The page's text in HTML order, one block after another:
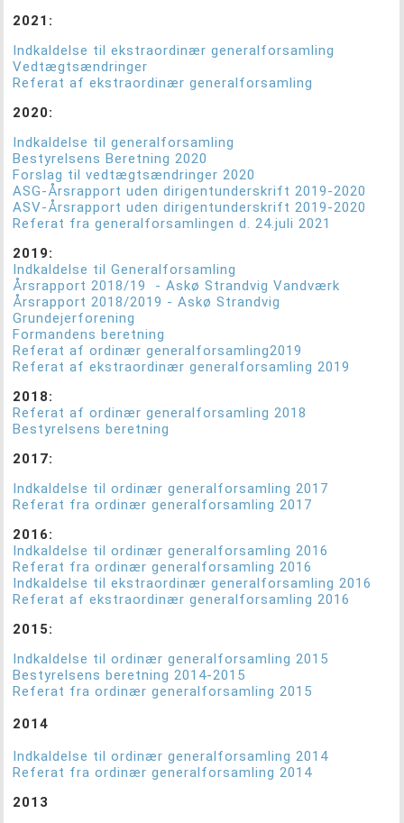
2021:
Indkaldelse til ekstraordinær generalforsamling
Vedtægtsændringer
Referat af ekstraordinær generalforsamling
2020:
Indkaldelse til generalforsamling
Bestyrelsens Beretning 2020
Forslag til vedtægtsændringer 2020
ASG-Årsrapport uden dirigentunderskrift 2019-2020
ASV-Årsrapport uden dirigentunderskrift 2019-2020
Referat fra generalforsamlingen d. 24.juli 2021
2019:
Indkaldelse til Generalforsamling
Årsrapport 2018/19 - Askø Strandvig Vandværk
Årsrapport 2018/2019 - Askø Strandvig
Grundejerforening
Formandens beretning
Referat af ordinær generalforsamling2019
Referat af ekstraordinær generalforsamling 2019
2018:
Referat af ordinær generalforsamling 2018
Bestyrelsens beretning
2017:
Indkaldelse til ordinær generalforsamling 2017
Referat fra ordinær generalforsamling 2017
2016:
Indkaldelse til ordinær generalforsamling 2016
Referat fra ordinær generalforsamling 2016
Indkaldelse til ekstraordinær generalforsamling 2016
Referat af ekstraordinær generalforsamling 2016
2015:
Indkaldelse til ordinær generalforsamling 2015
Bestyrelsens beretning 2014-2015
Referat fra ordinær generalforsamling 2015
2014
Indkaldelse til ordinær generalforsamling 2014
Referat fra ordinær generalforsamling 2014
2013